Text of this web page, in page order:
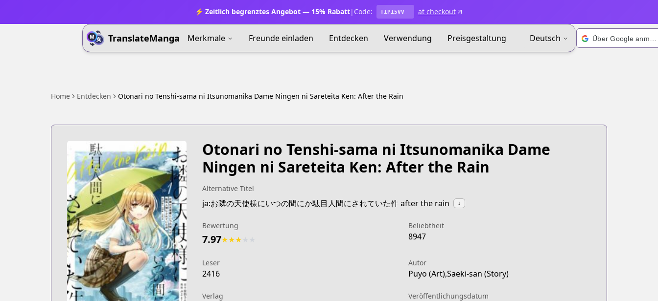
⚡ Zeitlich begrenztes Angebot — 15% Rabatt| Code: T1P15VV at checkout
TranslateManga Merkmale Freunde einladen Entdecken Verwendung Preisgestaltung Deutsch
Home Entdecken Otonari no Tenshi-sama ni Itsunomanika Dame Ningen ni Sareteita Ken: After the Rain
Otonari no Tenshi-sama ni Itsunomanika Dame
Ningen ni Sareteita Ken: After the Rain
Alternative Titel
ja:お隣の天使様にいつの間にか駄目人間にされていた件 after the rain ↓
Bewertung
7.97★★★
Beliebtheit
8947
Leser
2416
Autor
Puyo (Art),Saeki-san (Story)
Verlag Veröffentlichungsdatum